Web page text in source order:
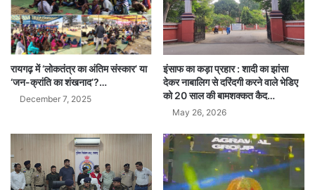
रायगढ़ में ‘लोकतंत्र का अंतिम संस्कार’ या
‘जन-क्रांति का शंखनाद’?…
December 7, 2025
इंसाफ का कड़ा प्रहार : शादी का झांसा
देकर नाबालिग से दरिंदगी करने वाले भेडिए
को 20 साल की बामशक्कत कैद…
May 26, 2026